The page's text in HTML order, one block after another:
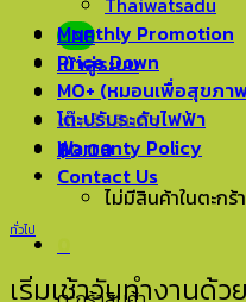
LINE
เข้าสู่ระบบ
ตะกร้าสินค้า
฿0.000
ไม่มีสินค้าในตะกร้า
Monthly Promotion
Price Down
MO+ (หมอนเพื่อสุขภา
โต๊ะปรับระดับไฟฟ้า
Warranty Policy
Contact Us
ทั่วไป
เริ่มเช้าวันทำงานด้